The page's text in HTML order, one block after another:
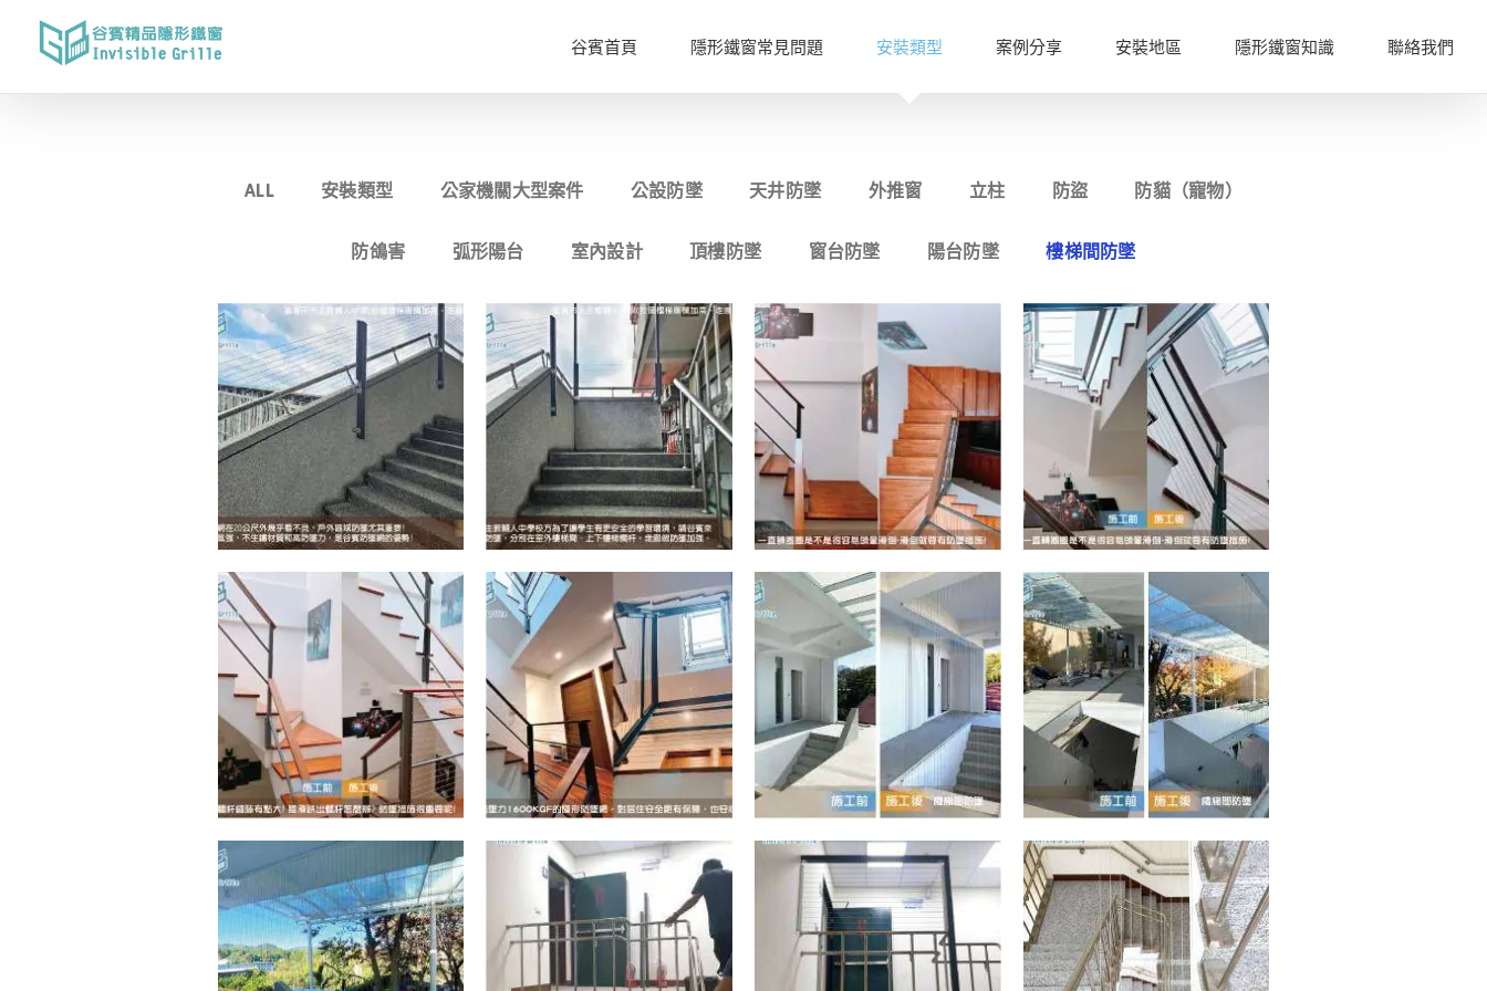
谷賓首頁 隱形鐵窗常見問題 安裝類型 案例分享 安裝地區 隱形鐵窗知識 聯絡我們
ALL 安裝類型 公家機關大型案件 公設防墜 天井防墜 外推窗 立柱 防盜 防貓（寵物）
防鴿害 弧形陽台 室內設計 頂樓防墜 窗台防墜 陽台防墜 樓梯間防墜